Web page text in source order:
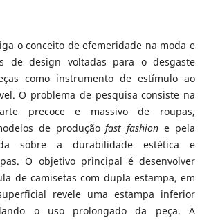
o conceito de efemeridade na moda e
de design voltadas para o desgaste
como instrumento de estímulo ao
O problema de pesquisa consiste na
precoce e massivo de roupas,
de produçãofast fashion e pela
sobre a durabilidade estética e
O objetivo principal é desenvolver
de camisetas com dupla estampa, em
revele uma estampa inferior
o uso prolongado da peça. A